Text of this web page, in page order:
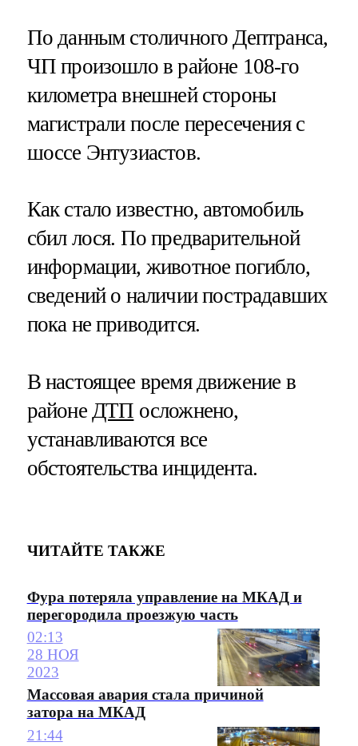
По данным столичного Дептранса,
ЧП произошло в районе 108-го
километра внешней стороны
магистрали после пересечения с
шоссе Энтузиастов.
Как стало известно, автомобиль
сбил лося. По предварительной
информации, животное погибло,
сведений о наличии пострадавших
пока не приводится.
В настоящее время движение в
районе ДТП осложнено,
устанавливаются все
обстоятельства инцидента.
ЧИТАЙТЕ ТАКЖЕ
Фура потеряла управление на МКАД и
перегородила проезжую часть
02:13
28 НОЯ
2023
Массовая авария стала причиной
затора на МКАД
21:44